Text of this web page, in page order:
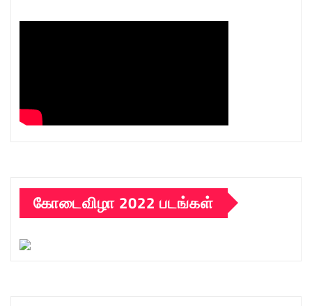
கோடைவிழா 2022 படங்கள்